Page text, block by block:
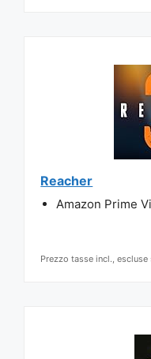
Reacher
Amazon Prime
Prezzo tasse incl.,